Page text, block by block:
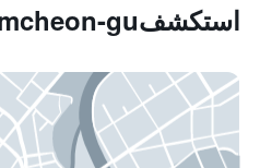
استكشفGeumcheon-gu, سيول